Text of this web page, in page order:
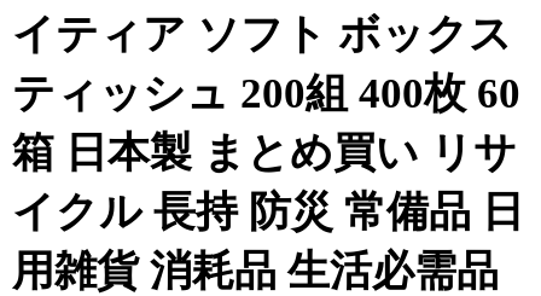
イティア ソフト ボックス
ティッシュ 200組 400枚 60
箱 日本製 まとめ買い リサ
イクル 長持 防災 常備品 日
用雑貨 消耗品 生活必需品